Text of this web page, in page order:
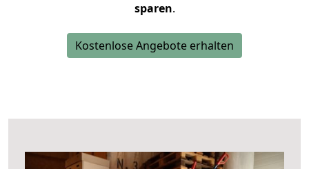
sparen.
Kostenlose Angebote erhalten